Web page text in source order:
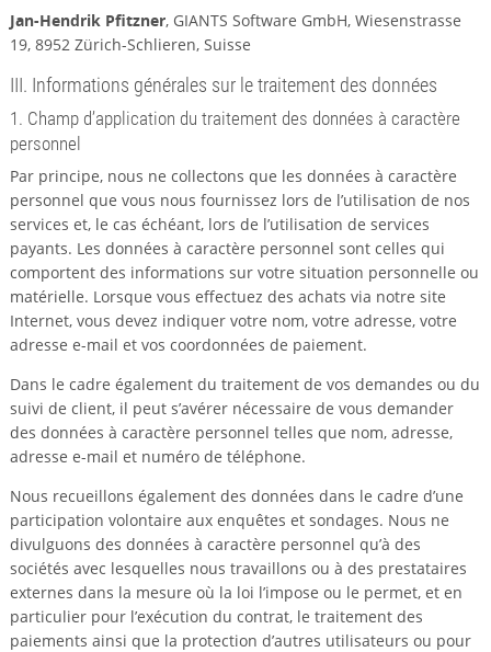
Jan-Hendrik Pfitzner, GIANTS Software GmbH, Wiesenstrasse
19, 8952 Zürich-Schlieren, Suisse
III. Informations générales sur le traitement des données
1. Champ d’application du traitement des données à caractère
personnel
Par principe, nous ne collectons que les données à caractère
personnel que vous nous fournissez lors de l’utilisation de nos
services et, le cas échéant, lors de l’utilisation de services
payants. Les données à caractère personnel sont celles qui
comportent des informations sur votre situation personnelle ou
matérielle. Lorsque vous effectuez des achats via notre site
Internet, vous devez indiquer votre nom, votre adresse, votre
adresse e-mail et vos coordonnées de paiement.
Dans le cadre également du traitement de vos demandes ou du
suivi de client, il peut s’avérer nécessaire de vous demander
des données à caractère personnel telles que nom, adresse,
adresse e-mail et numéro de téléphone.
Nous recueillons également des données dans le cadre d’une
participation volontaire aux enquêtes et sondages. Nous ne
divulguons des données à caractère personnel qu’à des
sociétés avec lesquelles nous travaillons ou à des prestataires
externes dans la mesure où la loi l’impose ou le permet, et en
particulier pour l’exécution du contrat, le traitement des
paiements ainsi que la protection d’autres utilisateurs ou pour